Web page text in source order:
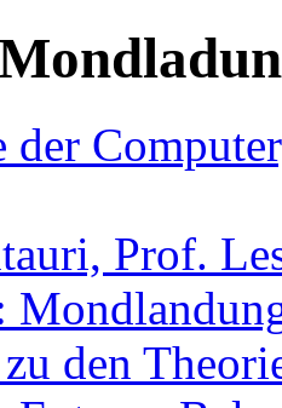
der
Prof.
den